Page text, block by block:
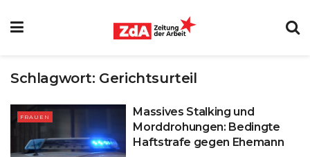
Schlagwort: Gerichtsurteil
FRAUEN
Massives Stalking und
Morddrohungen: Bedingte
Haftstrafe gegen Ehemann